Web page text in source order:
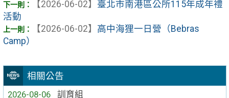
相關公告
2026-08-06
訓育組
【2026-06-02】 臺北市南港區公所115年成年禮
活動
【2026-06-02】 高中海狸一日營（Bebras
Camp）